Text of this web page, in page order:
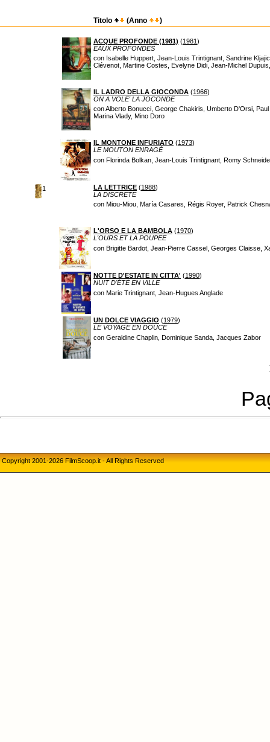
Titolo (Anno )
ACQUE PROFONDE (1981) (1981)
EAUX PROFONDES
con Isabelle Huppert, Jean-Louis Trintignant, Sandrine
Clévenot, Martine Costes, Evelyne Didi, Jean-Michel
IL LADRO DELLA GIOCONDA (1966)
ON A VOLE' LA JOCONDE
con Alberto Bonucci, George Chakiris, Umberto D'Orsi,
Marina Vlady, Mino Doro
IL MONTONE INFURIATO (1973)
LE MOUTON ENRAGÉ
con Florinda Bolkan, Jean-Louis Trintignant, Romy
1 LA LETTRICE (1988)
LA DISCRETE
con Miou-Miou, María Casares, Régis Royer, Patrick
L'ORSO E LA BAMBOLA (1970)
L'OURS ET LA POUPEE
con Brigitte Bardot, Jean-Pierre Cassel, Georges Claisse,
NOTTE D'ESTATE IN CITTA' (1990)
NUIT D'ÉTÉ EN VILLE
con Marie Trintignant, Jean-Hugues Anglade
UN DOLCE VIAGGIO (1979)
LE VOYAGE EN DOUCE
con Geraldine Chaplin, Dominique Sanda, Jacques Zabor
Copyright 2001-2026 FilmScoop.it - All Rights Reserved